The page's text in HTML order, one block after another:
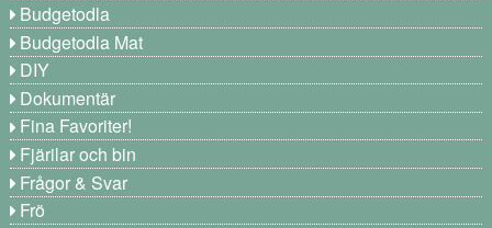
Budgetodla
Budgetodla Mat
DIY
Dokumentär
Fina Favoriter!
Fjärilar och bin
Frågor & Svar
Frö